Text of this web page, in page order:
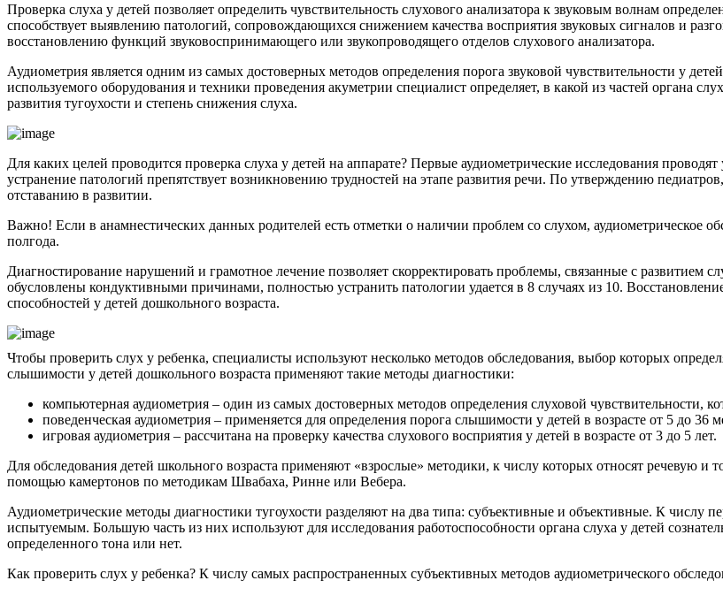
Проверка слуха у детей позволяет определить чувствительность слухового анализатора к звуковым волнам
способствует выявлению патологий, сопровождающихся снижением качества восприятия звуковых сигналов и
восстановлению функций звуковоспринимающего или звукопроводящего отделов слухового анализатора.
Аудиометрия является одним из самых достоверных методов определения порога звуковой чувствительности у
используемого оборудования и техники проведения акуметрии специалист определяет, в какой из частей органа
развития тугоухости и степень снижения слуха.
Для каких целей проводится проверка слуха у детей на аппарате? Первые аудиометрические исследования
устранение патологий препятствует возникновению трудностей на этапе развития речи. По утверждению
отставанию в развитии.
Важно! Если в анамнестических данных родителей есть отметки о наличии проблем со слухом, аудиометрическое
полгода.
Диагностирование нарушений и грамотное лечение позволяет скорректировать проблемы, связанные с развитием
обусловлены кондуктивными причинами, полностью устранить патологии удается в 8 случаях из 10.
способностей у детей дошкольного возраста.
Чтобы проверить слух у ребенка, специалисты используют несколько методов обследования, выбор которых
слышимости у детей дошкольного возраста применяют такие методы диагностики:
компьютерная аудиометрия – один из самых достоверных методов определения слуховой чувствительности,
поведенческая аудиометрия – применяется для определения порога слышимости у детей в возрасте от 5 до 36
игровая аудиометрия – рассчитана на проверку качества слухового восприятия у детей в возрасте от 3 до 5 лет.
Для обследования детей школьного возраста применяют «взрослые» методики, к числу которых относят речевую
помощью камертонов по методикам Швабаха, Ринне или Вебера.
Аудиометрические методы диагностики тугоухости разделяют на два типа: субъективные и объективные. К числу
испытуемым. Большую часть из них используют для исследования работоспособности органа слуха у детей
определенного тона или нет.
Как проверить слух у ребенка? К числу самых распространенных субъективных методов аудиометрического